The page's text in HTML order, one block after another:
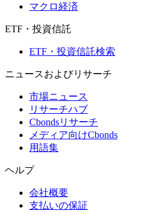
マクロ経済
ETF・投資信託
ETF・投資信託検索
ニュースおよびリサーチ
市場ニュース
リサーチハブ
Cbondsリサーチ
メディア向けCbonds
用語集
ヘルプ
会社概要
支払いの保証